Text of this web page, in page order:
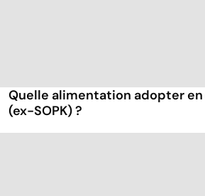
Quelle alimentation adopter en
(ex-SOPK) ?